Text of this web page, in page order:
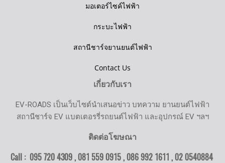
มอเตอร์ไซค์ไฟฟ้า
กระบะไฟฟ้า
สถานีชาร์จยานยนต์ไฟฟ้า
Contact Us
เกี่ยวกับเรา
EV-ROADS เป็นเว็บไซต์นำเสนอข่าว บทความ ยานยนต์ไฟฟ้า
สถานีชาร์จ EV แบตเตอรรี่รถยนต์ไฟฟ้า และอุปกรณ์ EV ฯลฯ
ติดต่อโฆษณา
Call : 095 720 4309 , 081 559 0915 , 086 992 1611 ,02 0540884